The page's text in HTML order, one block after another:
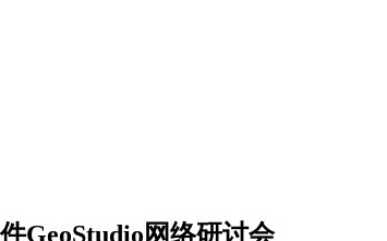
GeoStudio网络研讨会